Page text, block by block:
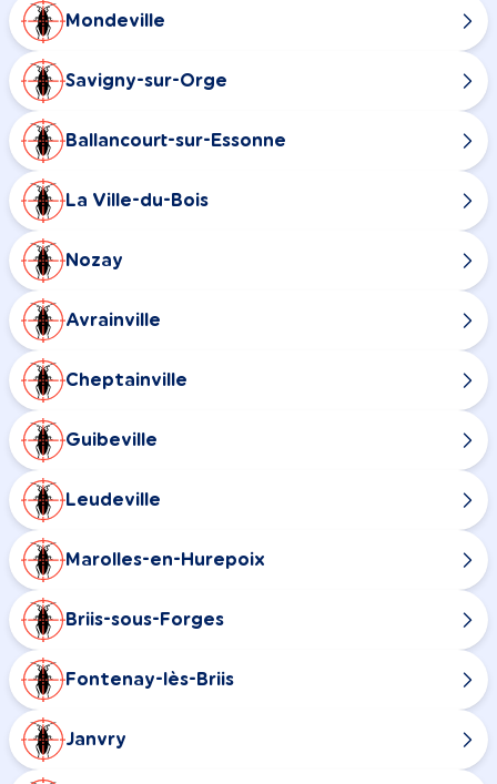
Mondeville
Savigny-sur-Orge
Ballancourt-sur-Essonne
La Ville-du-Bois
Nozay
Avrainville
Cheptainville
Guibeville
Leudeville
Marolles-en-Hurepoix
Briis-sous-Forges
Fontenay-lès-Briis
Janvry